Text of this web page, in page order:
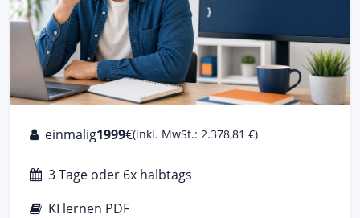
einmalig1999€(inkl. MwSt.: 2.378,81 €)
3 Tage oder 6x halbtags
KI lernen PDF